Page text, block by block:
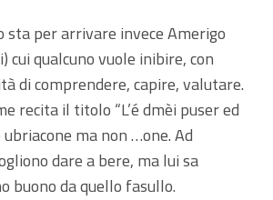
sta per arrivare invece Amerigo
cui qualcuno vuole inibire, con
di comprendere, capire, valutare.
recita il titolo “L’é dmèi puser ed
ubriacone ma non …one. Ad
dare a bere, ma lui sa
buono da quello fasullo.